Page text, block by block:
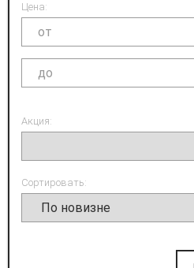
Цена:
Акция:
Сортировать: